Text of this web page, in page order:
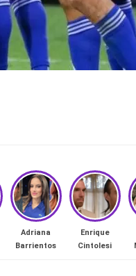
Adriana
Barrientos
Enrique
Cintolesi